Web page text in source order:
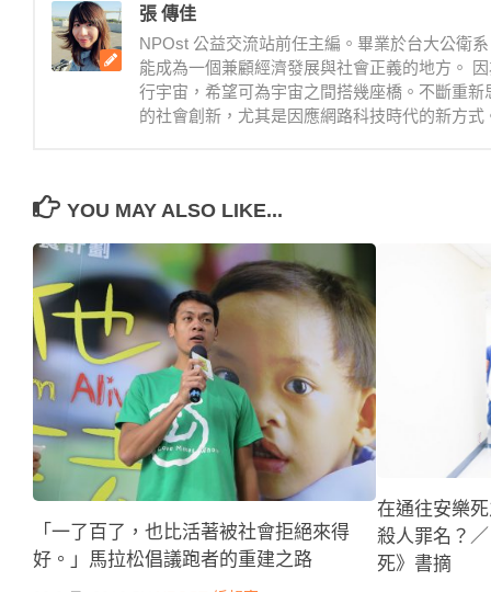
張 傳佳
NPOst 公益交流站前任主編。畢業於台大公衛
能成為一個兼顧經濟發展與社會正義的地方。
行宇宙，希望可為宇宙之間搭幾座橋。不斷重
的社會創新，尤其是因應網路科技時代的新方式
YOU MAY ALSO LIKE...
「一了百了，也比活著被社會拒絕來得
好。」馬拉松倡議跑者的重建之路
在通往安樂
殺人罪名？
死》書摘